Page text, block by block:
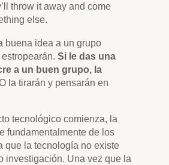
throw it away and come
else.
buena idea a un grupo
Si le das una
a un buen grupo, la
la tirarán y pensarán en
tecnológico comienza, la
fundamentalmente de los
que la tecnología no existe
investigación. Una vez que la